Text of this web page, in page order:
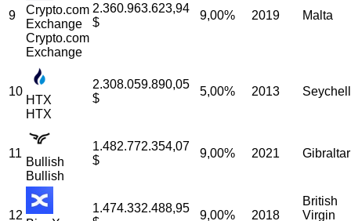
9
Crypto.com
Exchange
Crypto.com
Exchange
2.360.963.623,94
$
9,00% 2019 Malta
10
HTX
HTX
2.308.059.890,05
$
5,00% 2013
11
Bullish
Bullish
1.482.772.354,07
$
9,00% 2021 Gibraltar
12
1.474.332.488,95
9,00% 2018
British
Virgin